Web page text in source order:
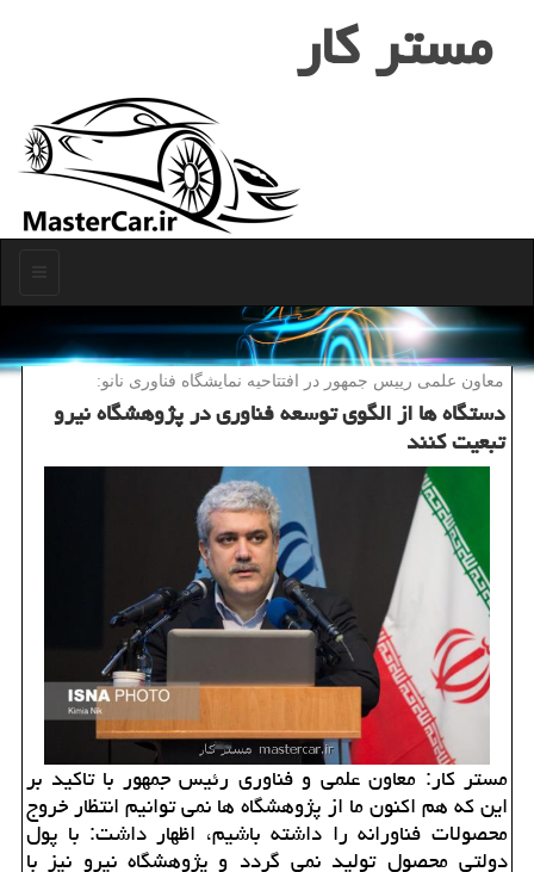
مستر كار
معاون علمی رییس جمهور در افتتاحیه نمایشگاه فناوری نانو:
دستگاه ها از الگوی توسعه فناوری در پژوهشگاه نیرو
تبعیت كنند
مستر كار: معاون علمی و فناوری رئیس جمهور با تاكید بر
این كه هم اكنون ما از پژوهشگاه ها نمی توانیم انتظار خروج
محصولات فناورانه را داشته باشیم، اظهار داشت: با پول
دولتی محصول تولید نمی گردد و پژوهشگاه نیرو نیز با